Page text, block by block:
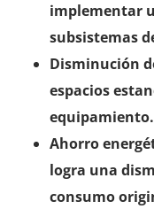
implementar
subsistemas
Disminución
espacios
equipamiento.
Ahorro
logra una
consumo